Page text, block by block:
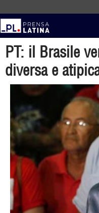
PT: il Brasile
diversa e